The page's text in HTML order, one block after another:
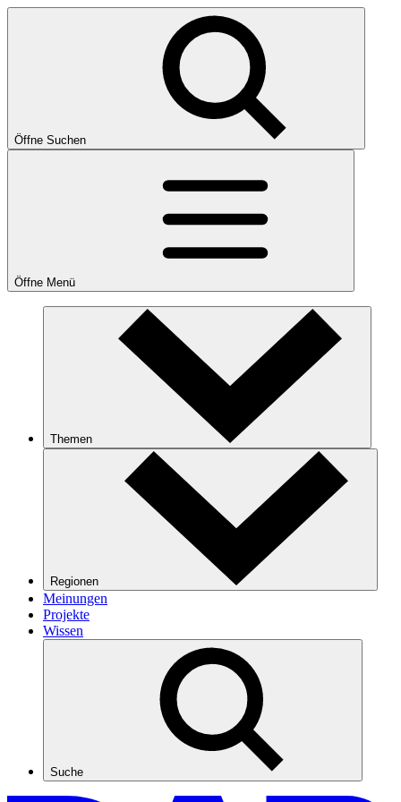
Öffne Suchen
Öffne Menü
Themen
Regionen
Meinungen
Projekte
Wissen
Suche